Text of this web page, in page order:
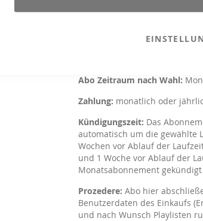
* einzelne Auftragsprodukte
Abo Zeitraum nach Wahl:
Zahlung: monatlich oder
Kündigungszeit: Das
automatisch um die gewählte
Wochen vor Ablauf der
und 1 Woche vor Ablauf der
Monatsabonnement
Prozedere: Abo hier
Benutzerdaten des Einkaufs
und nach Wunsch Playlisten